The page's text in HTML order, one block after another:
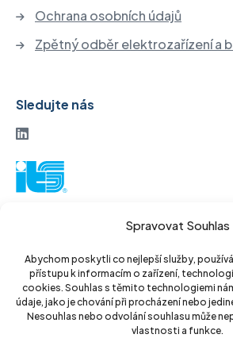
Spravovat Souhlas
Abychom poskytli co nejlepší služby,
přístupu k informacím o zařízení,
cookies. Souhlas s těmito technologiemi
údaje, jako je chování při procházení nebo
Nesouhlas nebo odvolání souhlasu může
vlastnosti a funkce.
Ochrana osobních údajů
Zpětný odběr elektrozařízení a
Sledujte nás
130 52 Praha3
Czech Republic
IČ: 14889811